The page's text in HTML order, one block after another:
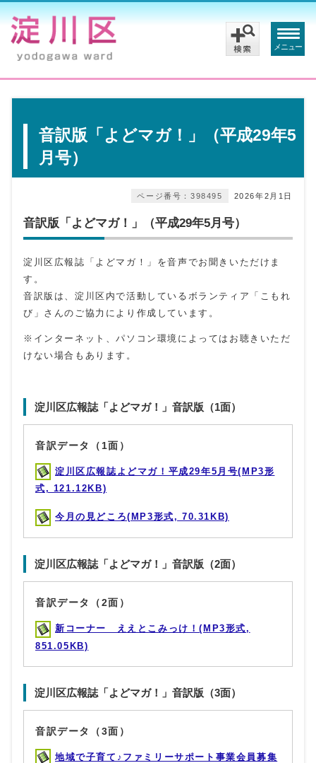
メニュー
音訳版「よどマガ！」（平成29年5
月号）
2026年2月1日
ページ番号：398495
音訳版「よどマガ！」（平成29年5月号）
淀川区広報誌「よどマガ！」を音声でお聞きいただけま
す。
音訳版は、淀川区内で活動しているボランティア「こもれ
び」さんのご協力により作成しています。
※インターネット、パソコン環境によってはお聴きいただ
けない場合もあります。
淀川区広報誌「よどマガ！」音訳版（1面）
音訳データ（1面）
淀川区広報誌よどマガ！平成29年5月号(MP3形
式, 121.12KB)
今月の見どころ(MP3形式, 70.31KB)
淀川区広報誌「よどマガ！」音訳版（2面）
音訳データ（2面）
新コーナー ええとこみっけ！(MP3形式,
851.05KB)
淀川区広報誌「よどマガ！」音訳版（3面）
音訳データ（3面）
地域で子育て♪ファミリーサポート事業会員募集